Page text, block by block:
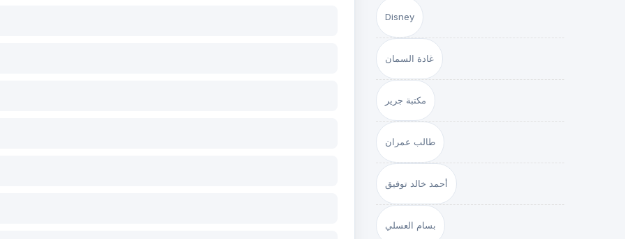
Disney
غادة السمان
مكتبة جرير
طالب عمران
أحمد خالد توفيق
بسام العسلي